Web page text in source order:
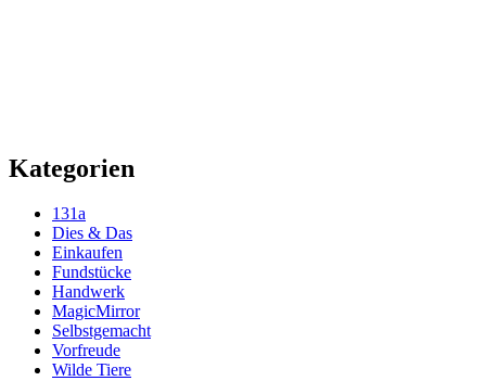
Kategorien
131a
Dies & Das
Einkaufen
Fundstücke
Handwerk
MagicMirror
Selbstgemacht
Vorfreude
Wilde Tiere